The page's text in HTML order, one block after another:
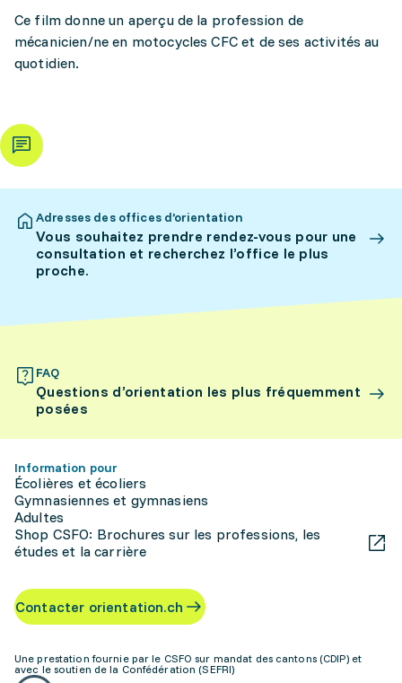
Ce film donne un aperçu de la profession de
mécanicien/ne en motocycles CFC et de ses activités au
quotidien.
Adresses des offices d’orientation
Vous souhaitez prendre rendez-vous pour une
consultation et recherchez l’office le plus
proche.
FAQ
Questions d’orientation les plus fréquemment
posées
Information pour
Écolières et écoliers
Gymnasiennes et gymnasiens
Adultes
Shop CSFO: Brochures sur les professions, les
études et la carrière
Contacter orientation.ch
Une prestation fournie par le CSFO sur mandat des cantons (CDIP) et
avec le soutien de la Confédération (SEFRI)